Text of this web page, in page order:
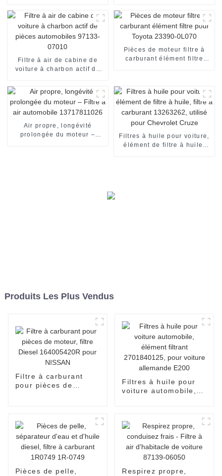
Filtre à air de cabine de
voiture à charbon actif de
Pièces de moteur filtre à
carburant élément filtre
Air propre, longévité
prolongée du moteur –
Filtres à huile pour voiture,
élément de filtre à huile,
Produits Les Plus Vendus
Filtre à carburant
pour pièces de
Filtres à huile pour
voiture automobile,
E200
Pièces de pelle,
Respirez propre,